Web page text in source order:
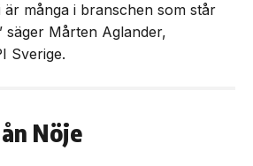
många i branschen som står
säger Mårten Aglander,
Sverige.
Nöje